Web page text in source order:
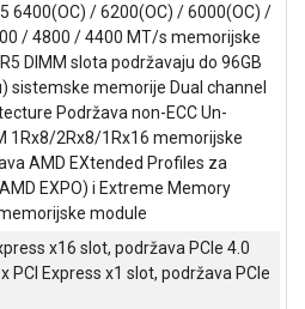
6400(OC) / 6200(OC) / 6000(OC) /
/ 4800 / 4400 MT/s memorijske
DIMM slota podržavaju do 96GB
sistemske memorije Dual channel
Podržava non-ECC Un-
1Rx8/2Rx8/1Rx16 memorijske
AMD EXtended Profiles za
EXPO) i Extreme Memory
module
x16 slot, podržava PCIe 4.0
PCI Express x1 slot, podržava PCIe